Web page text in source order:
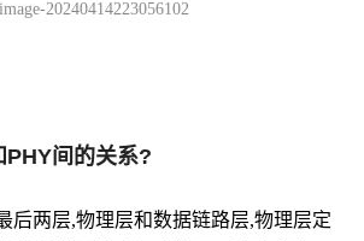
image-20240414223056102
PHY间的关系?
后两层,物理层和数据链路层,物理层定